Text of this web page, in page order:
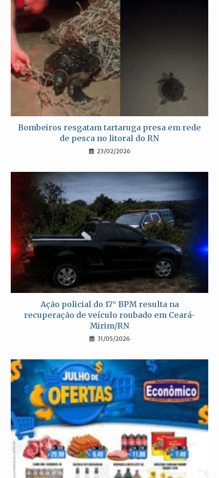
Bombeiros resgatam tartaruga presa em rede
de pesca no litoral do RN
23/02/2026
Ação policial do 17° BPM resulta na
recuperação de veículo roubado em Ceará-
Mirim/RN
31/05/2026